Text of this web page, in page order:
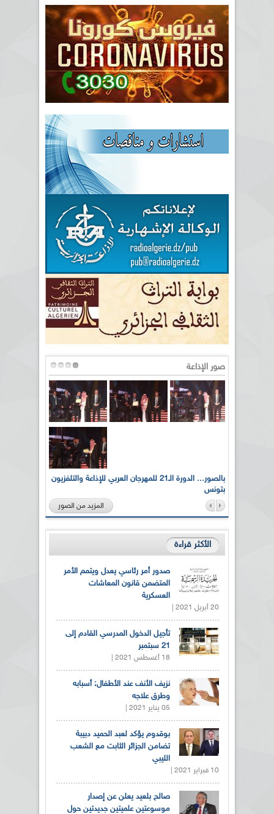
صور الإذاعة
بالصور... الدورة الـ21 للمهرجان العربي للإذاعة والتلفزيون
بتونس
المزيد من الصور
الأكثر قراءة
صدور أمر رئاسي يعدل ويتمم الأمر
المتضمن قانون المعاشات
العسكرية
20 أبريل 2021 |
تأجيل الدخول المدرسي القادم إلى
21 سبتمبر
18 أغسطس 2021 |
نزيف الأنف عند الأطفال: أسبابه
وطرق علاجه
05 يناير 2021 |
بوقدوم يؤكد لعبد الحميد دبيبة
تضامن الجزائر الثابت مع الشعب
الليبي
10 فبراير 2021 |
صالح بلعيد يعلن عن إصدار
موسوعتين علميتين جديدتين حول